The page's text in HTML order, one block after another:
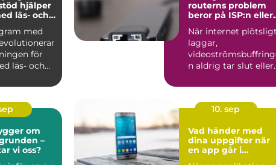
hjälper
läs- och
med
för
läs- och
routerns problem
beror på ISP:n eller
När internet plötsligt
laggar,
n aldrig tar slut eller
om
–
vi oss?
10. sep
Vad händer med
dina uppgifter när
en app går i